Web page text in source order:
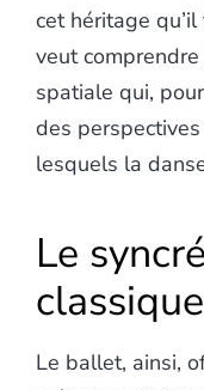
cet héritage
veut comprendre
spatiale qui,
des
lesquels la
Le
classique
Le ballet, ainsi,